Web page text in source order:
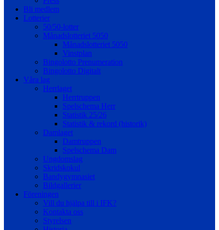
Bli medlem
Lotterier
50/50-lotter
Månadslotteriet 5050
Månadslotteriet 5050
Vinstplan
Bingolotto Prenumeration
Bingolotto Digitalt
Våra lag
Herrlaget
Herrtruppen
Spelschema Herr
Statistik 25/26
Statistik & rekord (historik)
Damlaget
Damtruppen
Spelschema Dam
Ungdomslag
Skridskokul
Bandygymnasiet
Bildgallerier
Föreningen
Vill du hjälpa till i IFK?
Kontakta oss
Styrelsen